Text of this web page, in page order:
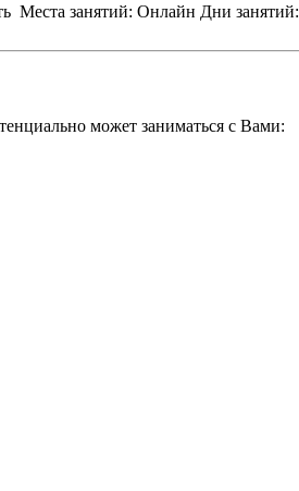
Места занятий: Онлайн Дни занятий:
может заниматься с Вами: